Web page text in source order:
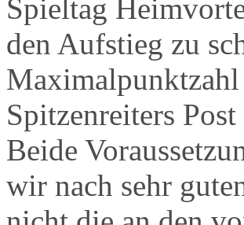
Spieltag
den Aufstieg zu
Maximalpunktzahl
Spitzenreiters
Beide
wir nach sehr